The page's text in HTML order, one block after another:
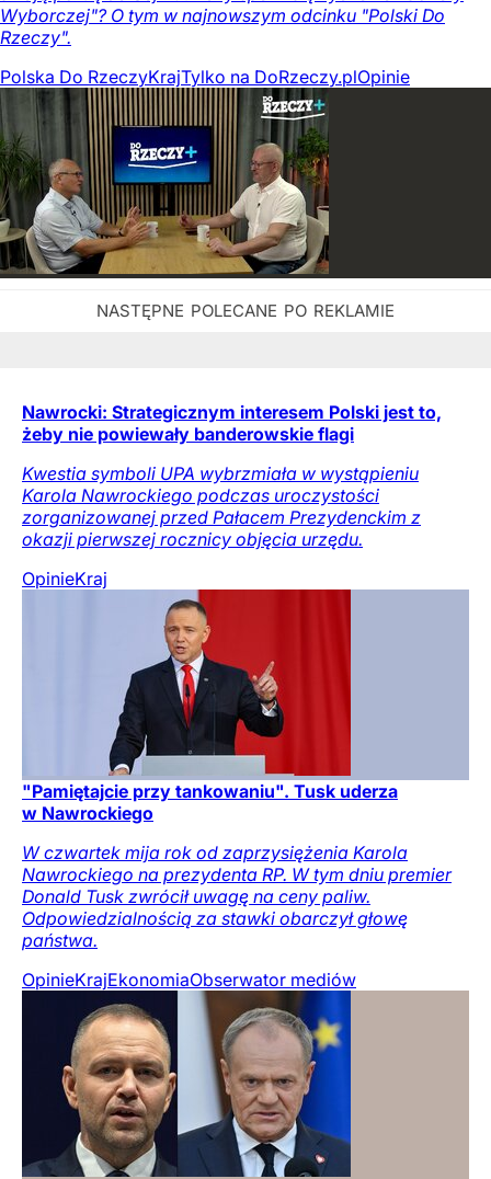
Wyborczej"? O tym w najnowszym odcinku "Polski Do
Rzeczy".
Polska Do RzeczyKrajTylko na DoRzeczy.plOpinie
Nawrocki: Strategicznym interesem Polski jest to,
żeby nie powiewały banderowskie flagi
Kwestia symboli UPA wybrzmiała w wystąpieniu
Karola Nawrockiego podczas uroczystości
zorganizowanej przed Pałacem Prezydenckim z
okazji pierwszej rocznicy objęcia urzędu.
OpinieKraj
"Pamiętajcie przy tankowaniu". Tusk uderza
w Nawrockiego
W czwartek mija rok od zaprzysiężenia Karola
Nawrockiego na prezydenta RP. W tym dniu premier
Donald Tusk zwrócił uwagę na ceny paliw.
Odpowiedzialnością za stawki obarczył głowę
państwa.
OpinieKrajEkonomiaObserwator mediów